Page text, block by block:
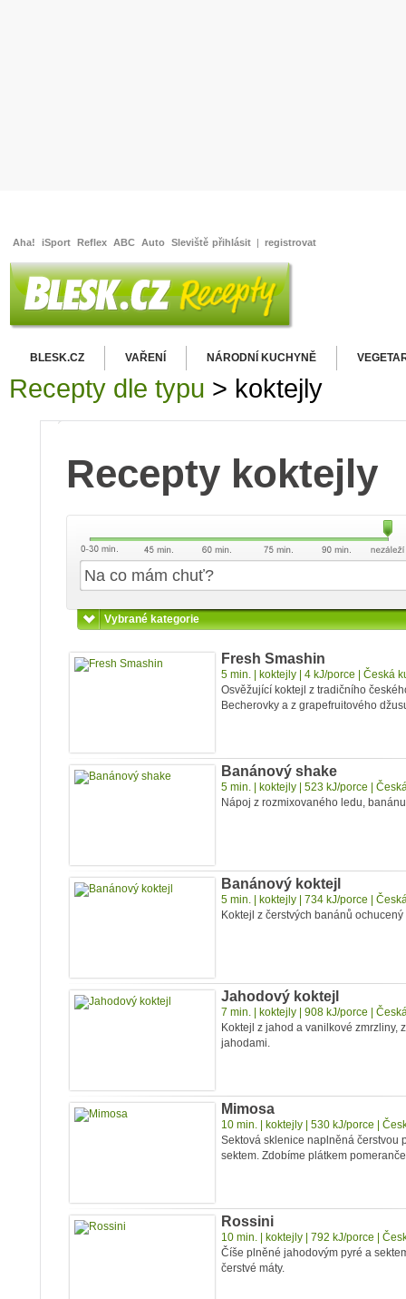
Aha! iSport Reflex ABC Auto Sleviště přihlásit | registrovat
BLESK.CZ VAŘENÍ NÁRODNÍ KUCHYNĚ
Recepty dle typu > koktejly
Recepty koktejly
Přidat nový recept
Moje recepty
Vybrané kategorie
Fresh Smashin
5 min. | koktejly | 4 kJ/porce | Česká
Osvěžující koktejl z tradičního
Becherovky a z grapefruitového
Banánový shake
5 min. | koktejly | 523 kJ/porce |
Nápoj z rozmixovaného ledu,
Banánový koktejl
5 min. | koktejly | 734 kJ/porce |
Koktejl z čerstvých banánů
Jahodový koktejl
7 min. | koktejly | 908 kJ/porce |
Koktejl z jahod a vanilkové zmrzliny,
jahodami.
Mimosa
10 min. | koktejly | 530 kJ/porce |
Sektová sklenice naplněná čerstvou
sektem. Zdobíme plátkem
Rossini
10 min. | koktejly | 792 kJ/porce |
Číše plněné jahodovým pyré a
čerstvé máty.